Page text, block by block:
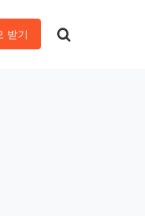
받기